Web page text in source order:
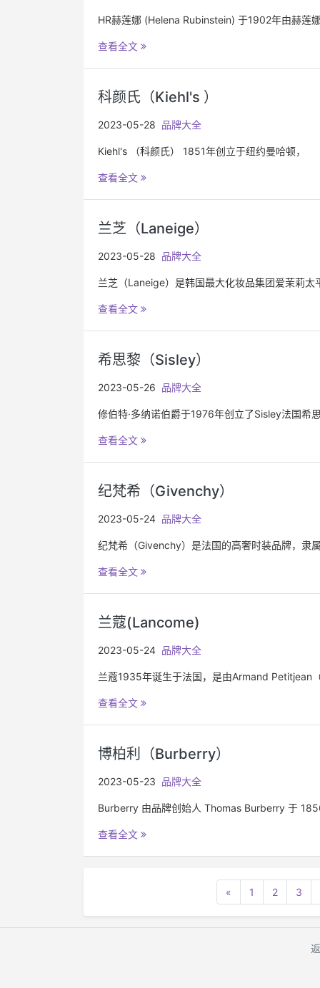
HR赫莲娜 (Helena Rubinstein) 于1902年由赫莲
查看全文
科颜氏（Kiehl's ）
2023-05-28 品牌大全
Kiehl's （科颜氏） 1851年创立于纽约曼哈顿，
查看全文
兰芝（Laneige）
2023-05-28 品牌大全
兰芝（Laneige）是韩国最大化妆品集团爱茉莉太
查看全文
希思黎（Sisley）
2023-05-26 品牌大全
修伯特·多纳诺伯爵于1976年创立了Sisley法国希
查看全文
纪梵希（Givenchy）
2023-05-24 品牌大全
纪梵希（Givenchy）是法国的高奢时装品牌，隶属
查看全文
兰蔻(Lancome)
2023-05-24 品牌大全
兰蔻1935年诞生于法国，是由Armand Petitjean
查看全文
博柏利（Burberry）
2023-05-23 品牌大全
Burberry 由品牌创始人 Thomas Burberry 于
查看全文
« 1 2 3